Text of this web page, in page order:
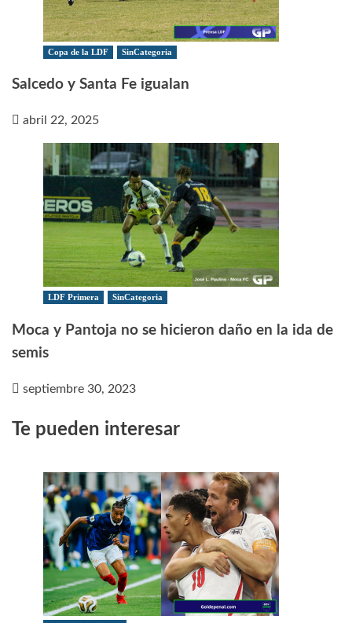
Copa de la LDF SinCategoria
Salcedo y Santa Fe igualan
abril 22, 2025
LDF Primera SinCategoria
Moca y Pantoja no se hicieron daño en la ida de
semis
septiembre 30, 2023
Te pueden interesar